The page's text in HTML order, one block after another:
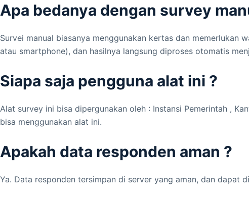
Apa bedanya dengan survey
Survei manual biasanya menggunakan kertas dan
atau smartphone), dan hasilnya langsung diproses otomatis
Siapa saja pengguna alat ini ?
Alat survey ini bisa dipergunakan oleh : Instansi Pemerintah ,
bisa menggunakan alat ini.
Apakah data responden aman ?
Ya. Data responden tersimpan di server yang aman, dan dapat